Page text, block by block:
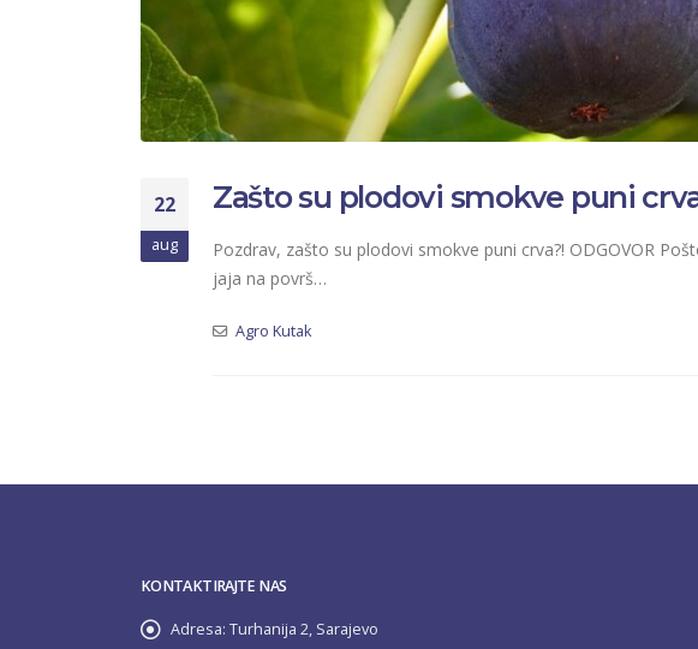
22
aug
Zašto su plodovi smokve puni
Pozdrav, zašto su plodovi smokve puni crva?! ODGOVOR
jaja na površ…
Agro Kutak
KONTAKTIRAJTE NAS
Adresa: Turhanija 2, Sarajevo